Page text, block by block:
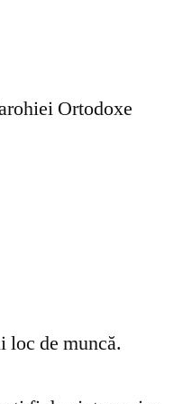
Ortodoxe
loc de muncă.